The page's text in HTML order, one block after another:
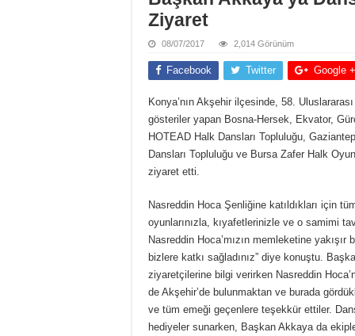
Ziyaret
08/07/2017 2,014 Görünüm
Facebook Twitter Google +
Konya’nın Akşehir ilçesinde, 58.
gösteriler yapan Bosna-Hersek, Ekvator,
HOTEAD Halk Dansları Topluluğu,
Dansları Topluluğu ve Bursa Zafer Halk
ziyaret etti.
Nasreddin Hoca Şenliğine katıldıkları için
oyunlarınızla, kıyafetlerinizle ve o samimi
Nasreddin Hoca’mızın memleketine
bizlere katkı sağladınız” diye konuştu.
ziyaretçilerine bilgi verirken Nasreddin
de Akşehir’de bulunmaktan ve burada
ve tüm emeği geçenlere teşekkür ettiler.
hediyeler sunarken, Başkan Akkaya da